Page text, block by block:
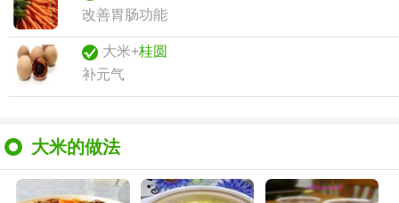
改善胃肠功能
大米+桂圆
补元气
大米的做法